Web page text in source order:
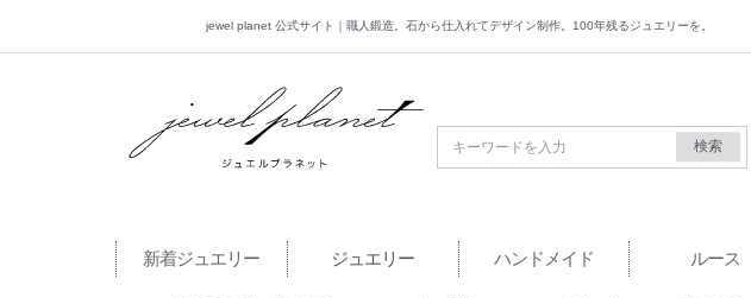
jewel planet 公式サイト｜職人鍛造。石から仕入れてデザイン制作。100年残るジュエリーを。
jewel planet 公式サイト
検索
新着ジュエリー ジュエリー ハンドメイド ルース